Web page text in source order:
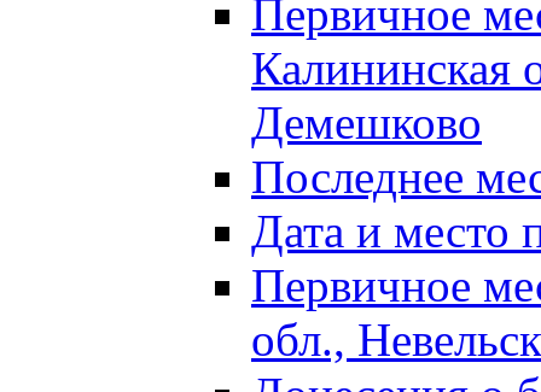
Первичное
Калининская
Демешково
Последнее
Дата и место
Первичное
обл.,